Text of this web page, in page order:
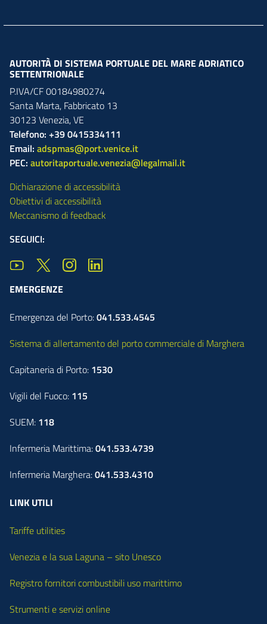
AUTORITÀ DI SISTEMA PORTUALE DEL MARE ADRIATICO
SETTENTRIONALE
P.IVA/CF 00184980274
Santa Marta, Fabbricato 13
30123 Venezia,VE
Telefono: +39 0415334111
Email: adspmas@port.venice.it
PEC: autoritaportuale.venezia@legalmail.it
Dichiarazione di accessibilità
Obiettivi di accessibilità
Meccanismo di feedback
SEGUICI:
EMERGENZE
Emergenza del Porto:041.533.4545
Sistema di allertamento del porto commerciale di Marghera
Capitaneria di Porto: 1530
Vigili del Fuoco: 115
SUEM: 118
Infermeria Marittima:041.533.4739
Infermeria Marghera:041.533.4310
LINK UTILI
Tariffe utilities
Venezia e la sua Laguna – sito Unesco
Registro fornitori combustibili uso marittimo
Strumenti e servizi online